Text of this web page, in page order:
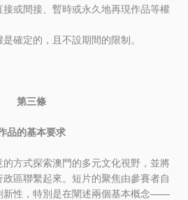
或間接、暫時或永久地再現作品等權
確定的，且不設期間的限制。
第三條
品的基本要求
方式探索澳門的多元文化視野，並將
區聯繫起來。短片的聚焦由參賽者自
新性，特別是在闡述兩個基本概念——